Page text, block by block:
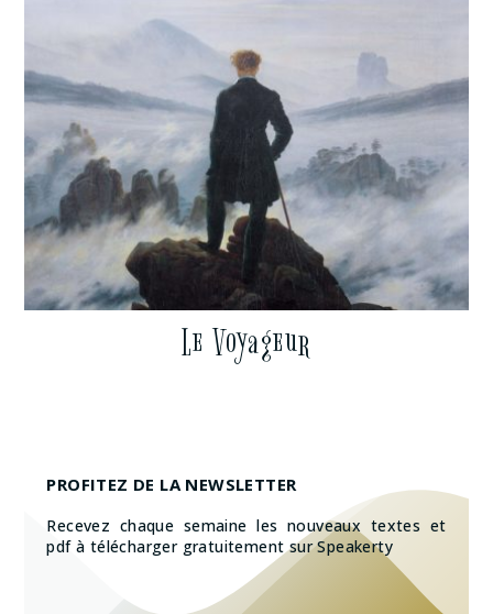
Le Voyageur
PROFITEZ DE LA NEWSLETTER
Recevez chaque semaine les nouveaux textes et
pdf à télécharger gratuitement sur Speakerty